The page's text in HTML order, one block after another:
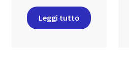
Leggi tutto